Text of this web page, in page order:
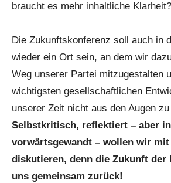
braucht es mehr inhaltliche Klarheit?
Die Zukunftskonferenz soll auch in
wieder ein Ort sein, an dem wir
Weg unserer Partei mitzugestalten
wichtigsten gesellschaftlichen
unserer Zeit nicht aus den Augen
Selbstkritisch, reflektiert – aber
vorwärtsgewandt – wollen wir mit
diskutieren, denn die Zukunft der
uns gemeinsam zurück!